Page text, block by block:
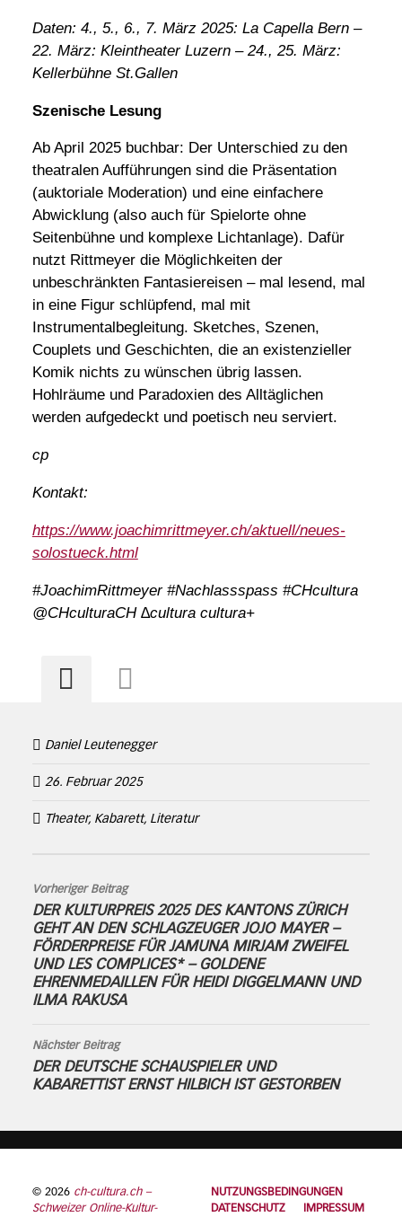
Daten: 4., 5., 6., 7. März 2025: La Capella Bern –
22. März: Kleintheater Luzern – 24., 25. März:
Kellerbühne St.Gallen
Szenische Lesung
Ab April 2025 buchbar: Der Unterschied zu den
theatralen Aufführungen sind die Präsentation
(auktoriale Moderation) und eine einfachere
Abwicklung (also auch für Spielorte ohne
Seitenbühne und komplexe Lichtanlage). Dafür
nutzt Rittmeyer die Möglichkeiten der
unbeschränkten Fantasiereisen – mal lesend, mal
in eine Figur schlüpfend, mal mit
Instrumentalbegleitung. Sketches, Szenen,
Couplets und Geschichten, die an existenzieller
Komik nichts zu wünschen übrig lassen.
Hohlräume und Paradoxien des Alltäglichen
werden aufgedeckt und poetisch neu serviert.
cp
Kontakt:
https://www.joachimrittmeyer.ch/aktuell/neues-
solostueck.html
#JoachimRittmeyer #Nachlassspass #CHcultura
@CHculturaCH ∆cultura cultura+
Daniel Leutenegger
26. Februar 2025
Theater, Kabarett, Literatur
Vorheriger Beitrag
DER KULTURPREIS 2025 DES KANTONS ZÜRICH
GEHT AN DEN SCHLAGZEUGER JOJO MAYER –
FÖRDERPREISE FÜR JAMUNA MIRJAM ZWEIFEL
UND LES COMPLICES* – GOLDENE
EHRENMEDAILLEN FÜR HEIDI DIGGELMANN UND
ILMA RAKUSA
Nächster Beitrag
DER DEUTSCHE SCHAUSPIELER UND
KABARETTIST ERNST HILBICH IST GESTORBEN
© 2026 ch-cultura.ch –
Schweizer Online-Kultur-
NUTZUNGSBEDINGUNGEN
DATENSCHUTZ
IMPRESSUM